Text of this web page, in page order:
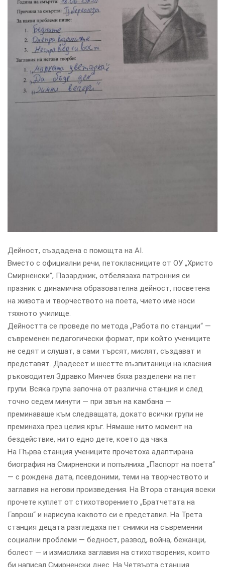
Дейност, създадена с помощта на AI.
Вместо с официални речи, петокласниците от ОУ „Христо
Смирненски”, Пазарджик, отбелязаха патронния си
празник с динамична образователна дейност, посветена
на живота и творчеството на поета, чието име носи
тяхното училище.
Дейността се проведе по метода „Работа по станции“ —
съвременен педагогически формат, при който учениците
не седят и слушат, а сами търсят, мислят, създават и
представят. Двадесет и шестте възпитаници на класния
ръководител Здравко Минчев бяха разделени на пет
групи. Всяка група започна от различна станция и след
точно седем минути — при звън на камбана —
преминаваше към следващата, докато всички групи не
преминаха през целия кръг. Нямаше нито момент на
бездействие, нито едно дете, което да чака.
На Първа станция учениците прочетоха адаптирана
биография на Смирненски и попълниха „Паспорт на поета“
— с рождена дата, псевдоними, теми на творчеството и
заглавия на негови произведения. На Втора станция всеки
прочете куплет от стихотворението „Братчетата на
Гаврош“ и нарисува каквото си е представил. На Трета
станция децата разгледаха пет снимки на съвременни
социални проблеми — бедност, развод, война, бежанци,
болест — и измислиха заглавия на стихотворения, които
би написал Смирненски днес. На Четвърта станция